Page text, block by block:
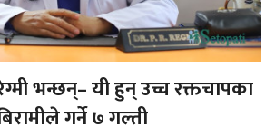
भन्छन्– यी हुन् उच्च रक्तचापका
गर्ने ७ गल्ती